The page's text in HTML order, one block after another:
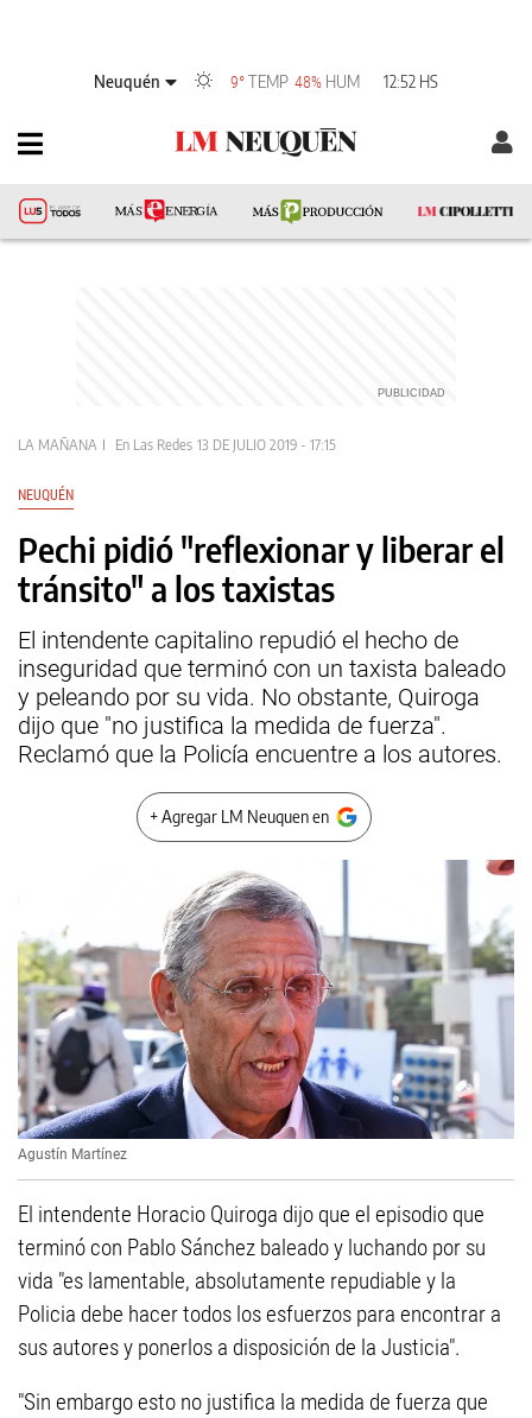
Neuquén 9°TEMP 48% HUM 12:52 HS
LA MAÑANA En Las Redes 13 DE JULIO 2019 - 17:15
NEUQUÉN
Pechi pidió "reflexionar y liberar el
tránsito" a los taxistas
El intendente capitalino repudió el hecho de
inseguridad que terminó con un taxista baleado
y peleando por su vida. No obstante, Quiroga
dijo que "no justifica la medida de fuerza".
Reclamó que la Policía encuentre a los autores.
+ Agregar LM Neuquen en
Agustín Martínez
El intendente Horacio Quiroga dijo que el episodio que
terminó con Pablo Sánchez baleado y luchando por su
vida "es lamentable, absolutamente repudiable y la
Policia debe hacer todos los esfuerzos para encontrar a
sus autores y ponerlos a disposición de la Justicia".
"Sin embargo esto no justifica la medida de fuerza que